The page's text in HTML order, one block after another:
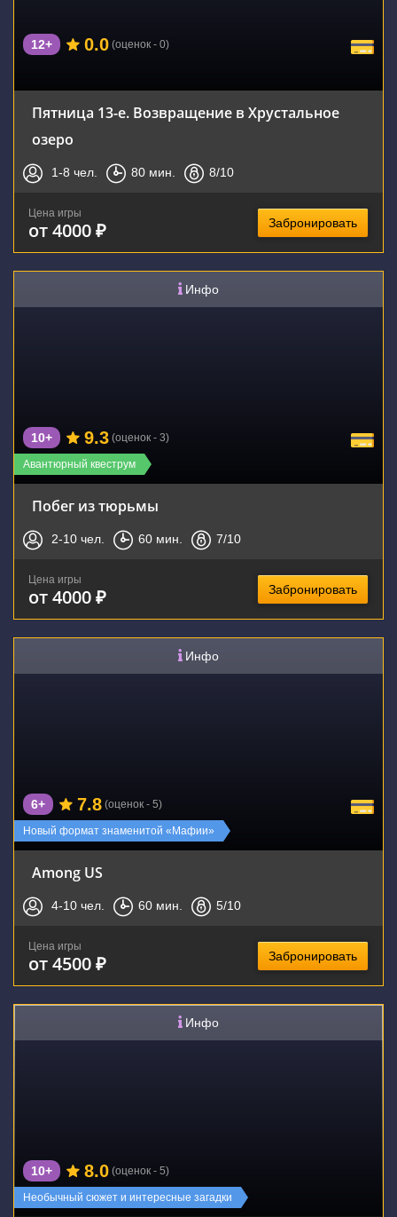
12+ 0.0 (оценок - 0)
Пятница 13-е. Возвращение в Хрустальное
озеро
1-8 чел. 80 мин. 8/10
Цена игры
от 4000 ₽ Забронировать
Инфо
Авантюрный квеструм
10+ 9.3 (оценок - 3)
Побег из тюрьмы
2-10 чел. 60 мин. 7/10
Цена игры
от 4000 ₽ Забронировать
Инфо
Новый формат знаменитой «Мафии»
6+ 7.8 (оценок - 5)
Among US
4-10 чел. 60 мин. 5/10
Цена игры
от 4500 ₽ Забронировать
Инфо
Необычный сюжет и интересные загадки
10+ 8.0 (оценок - 5)